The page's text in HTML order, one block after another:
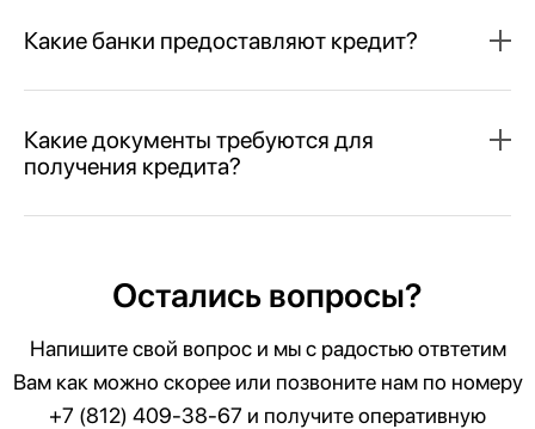
Какие банки предоставляют кредит?
Какие документы требуются для
получения кредита?
Остались вопросы?
Напишите свой вопрос и мы с радостью отвтетим
Вам как можно скорее или позвоните нам по номеру
+7 (812) 409-38-67 и получите оперативную